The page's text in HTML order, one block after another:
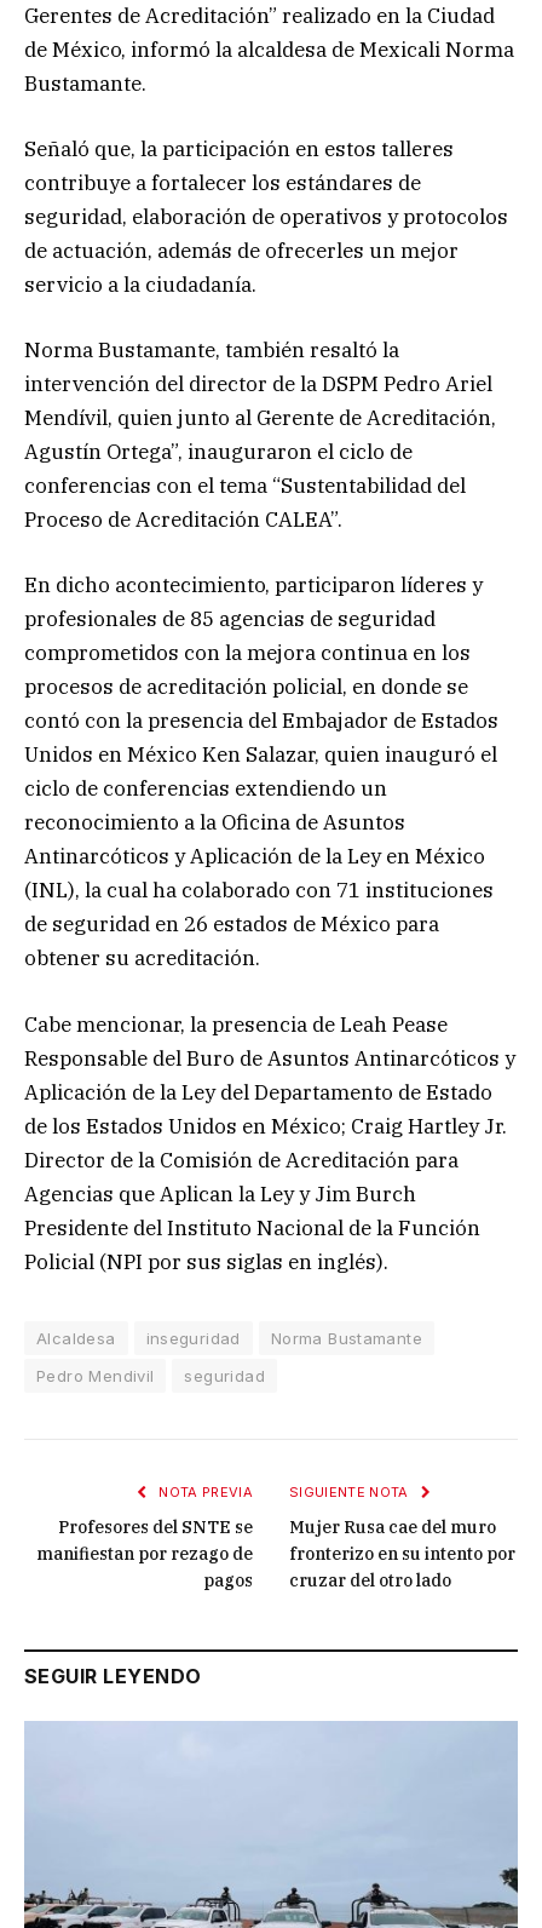
Gerentes de Acreditación” realizado en la Ciudad
de México, informó la alcaldesa de Mexicali Norma
Bustamante.
Señaló que, la participación en estos talleres
contribuye a fortalecer los estándares de
seguridad, elaboración de operativos y protocolos
de actuación, además de ofrecerles un mejor
servicio a la ciudadanía.
Norma Bustamante, también resaltó la
intervención del director de la DSPM Pedro Ariel
Mendívil, quien junto al Gerente de Acreditación,
Agustín Ortega”, inauguraron el ciclo de
conferencias con el tema “Sustentabilidad del
Proceso de Acreditación CALEA”.
En dicho acontecimiento, participaron líderes y
profesionales de 85 agencias de seguridad
comprometidos con la mejora continua en los
procesos de acreditación policial, en donde se
contó con la presencia del Embajador de Estados
Unidos en México Ken Salazar, quien inauguró el
ciclo de conferencias extendiendo un
reconocimiento a la Oficina de Asuntos
Antinarcóticos y Aplicación de la Ley en México
(INL), la cual ha colaborado con 71 instituciones
de seguridad en 26 estados de México para
obtener su acreditación.
Cabe mencionar, la presencia de Leah Pease
Responsable del Buro de Asuntos Antinarcóticos y
Aplicación de la Ley del Departamento de Estado
de los Estados Unidos en México; Craig Hartley Jr.
Director de la Comisión de Acreditación para
Agencias que Aplican la Ley y Jim Burch
Presidente del Instituto Nacional de la Función
Policial (NPI por sus siglas en inglés).
Alcaldesa inseguridad
Norma Bustamante
Pedro Mendivil
seguridad
NOTA PREVIA
Profesores del SNTE se
manifiestan por rezago de
pagos
SIGUIENTE NOTA
Mujer Rusa cae del muro
fronterizo en su intento por
cruzar del otro lado
SEGUIR LEYENDO